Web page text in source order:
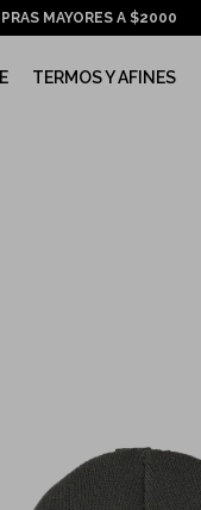
TERMOS Y AFINES
MAYORES A $2000